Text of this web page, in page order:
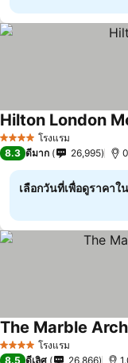
4 ดาว โรงแรม
Hilton London
8.3 ดีมาก 26,995
เลือกวันที่เพื่อดูราคา
4 ดาว โรงแรม
The Marble
8.5 ดีเลิศ 26,866